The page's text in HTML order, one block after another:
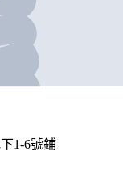
1-6號鋪